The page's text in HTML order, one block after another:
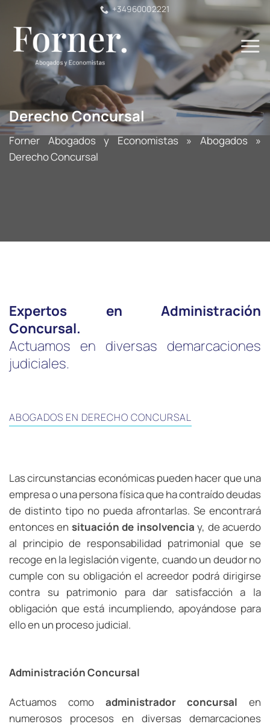
contenido
+34960002221
Derecho Concursal
Forner Abogados y Economistas » Abogados
»
Derecho Concursal
Expertos en Administración
Concursal.
Actuamos en diversas demarcaciones
judiciales.
ABOGADOS EN DERECHO CONCURSAL
Las circunstancias económicas pueden hacer que una
empresa o una persona física que ha contraído deudas
de distinto tipo no pueda afrontarlas. Se encontrará
entonces en situación de insolvencia y, de acuerdo
al principio de responsabilidad patrimonial que se
recoge en la legislación vigente, cuando un deudor no
cumple con su obligación el acreedor podrá dirigirse
contra su patrimonio para dar satisfacción a la
obligación que está incumpliendo, apoyándose para
ello en un proceso judicial.
Administración Concursal
Actuamos como administrador concursal en
numerosos procesos en diversas demarcaciones